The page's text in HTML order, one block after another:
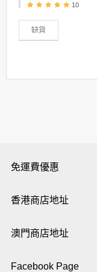
10
缺貨
免運費優惠
香港商店地址
澳門商店地址
Facebook Page